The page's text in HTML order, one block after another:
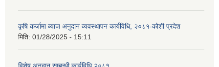
कृषि कर्जामा ब्याज अनुदान व्यवस्थापन कार्यविधि, २०८१-कोशी प्रदेश
मिति: 01/28/2025 - 15:11